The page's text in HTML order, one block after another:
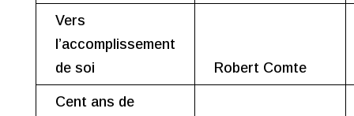
Vers
l’accomplissement
de soi
Robert Comte
Cent ans de